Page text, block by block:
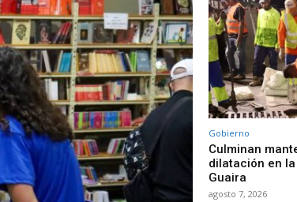
Gobierno
Culminan
dilatación en
Guaira
agosto 7, 2026